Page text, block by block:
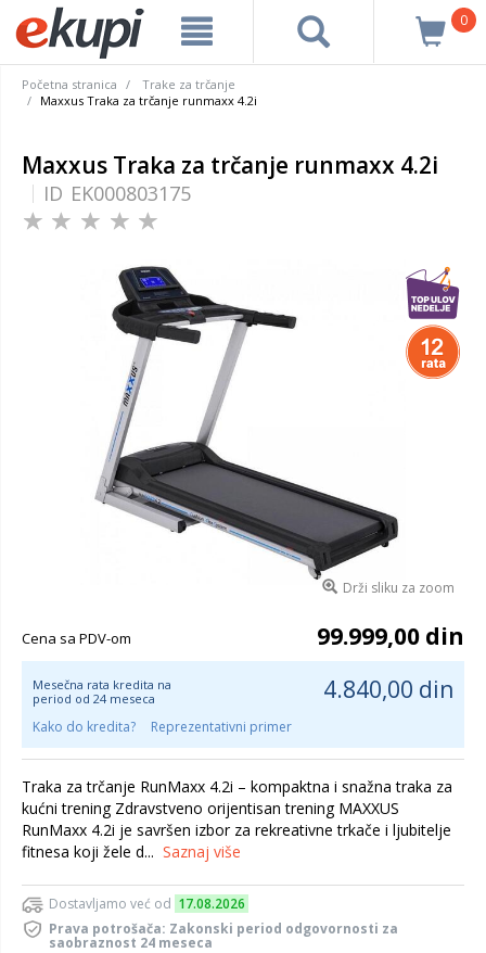
0
Početna stranica
Trake za trčanje
Maxxus Traka za trčanje runmaxx 4.2i
Maxxus Traka za trčanje runmaxx 4.2i
ID EK000803175
Drži sliku za zoom
Cena sa PDV-om 99.999,00 din
Mesečna rata kredita na
period od 24 meseca
4.840,00 din
Kako do kredita? Reprezentativni primer
Traka za trčanje RunMaxx 4.2i – kompaktna i snažna traka za
kućni trening Zdravstveno orijentisan trening MAXXUS
RunMaxx 4.2i je savršen izbor za rekreativne trkače i ljubitelje
fitnesa koji žele d... Saznaj više
Dostavljamo već od 17.08.2026
Prava potrošača: Zakonski period odgovornosti za
saobraznost 24 meseca